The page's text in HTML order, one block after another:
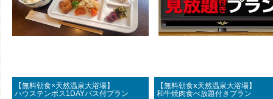
【無料朝食×天然温泉大浴場】
ハウステンボス1DAYパス付プラン
【無料朝食ⅹ天然温泉大浴
和牛焼肉食べ放題付きプラン